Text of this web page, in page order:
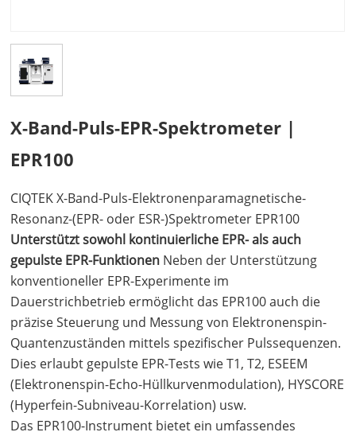
X-Band-Puls-EPR-Spektrometer |
EPR100
CIQTEK X-Band-Puls-Elektronenparamagnetische-
Resonanz-(EPR- oder ESR-)Spektrometer EPR100
Unterstützt sowohl kontinuierliche EPR- als auch
gepulste EPR-Funktionen Neben der Unterstützung
konventioneller EPR-Experimente im
Dauerstrichbetrieb ermöglicht das EPR100 auch die
präzise Steuerung und Messung von Elektronenspin-
Quantenzuständen mittels spezifischer Pulssequenzen.
Dies erlaubt gepulste EPR-Tests wie T1, T2, ESEEM
(Elektronenspin-Echo-Hüllkurvenmodulation), HYSCORE
(Hyperfein-Subniveau-Korrelation) usw.
Das EPR100-Instrument bietet ein umfassendes